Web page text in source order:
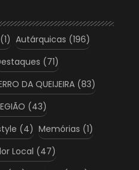
(1) Autárquicas (196)
(71)
DA QUEIJEIRA (83)
(43)
(4) Memórias (1)
Local (47)